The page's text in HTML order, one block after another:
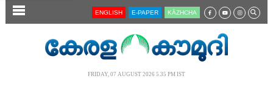
SECTIONS ENGLISH E-PAPER KĀZHCHA
FRIDAY, 07 AUGUST 2026 5.35 PM IST